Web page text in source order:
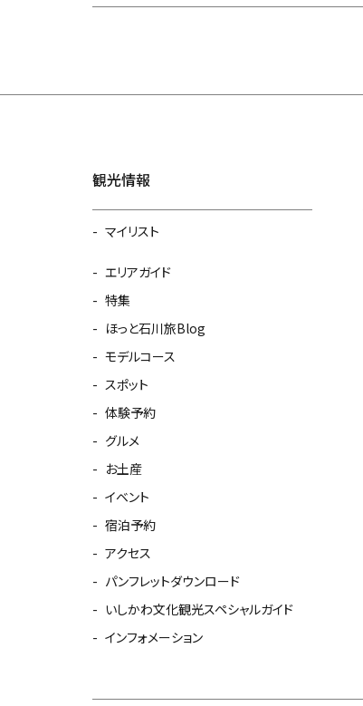
観光情報
マイリスト
エリアガイド
特集
ほっと石川旅Blog
モデルコース
スポット
体験予約
グルメ
お土産
イベント
宿泊予約
アクセス
パンフレットダウンロード
いしかわ文化観光スペシャルガイド
インフォメーション